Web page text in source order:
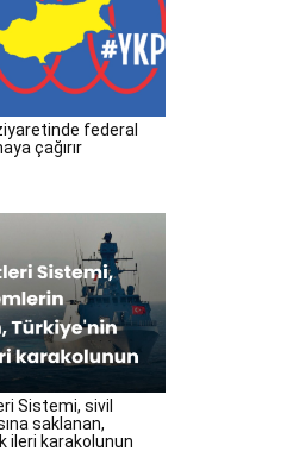
ziyaretinde federal
çağırır
Sistemi, sivil
saklanan,
ileri karakolunun